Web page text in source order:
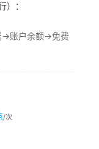
）：
>账户余额->免费
/次